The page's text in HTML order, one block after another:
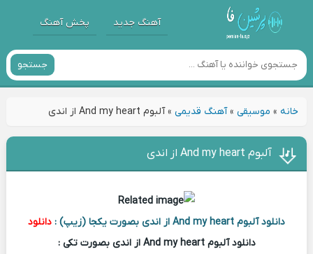
آهنگ جدید پخش آهنگ
جستجو
خانه» موسیقی»آهنگ قدیمی»آلبوم And my heart از اندی
آلبوم And my heart از اندی
دانلود آلبوم And my heart از اندی بصورت یکجا (زیپ) :
دانلود
دانلود آلبوم And my heart از اندی بصورت تکی :